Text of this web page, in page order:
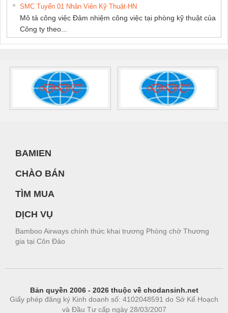
SMC Tuyển 01 Nhân Viên Kỹ Thuật-HN
Mô tả công việc Đảm nhiệm công việc tại phòng kỹ thuật của
Công ty theo...
BAMIEN
CHÀO BÁN
TÌM MUA
DỊCH VỤ
Bamboo Airways chính thức khai trương Phòng chờ Thương
gia tại Côn Đảo
Bản quyền 2006 - 2026 thuộc về chodansinh.net
Giấy phép đăng ký Kinh doanh số: 4102048591 do Sở Kế Hoạch
và Đầu Tư cấp ngày 28/03/2007